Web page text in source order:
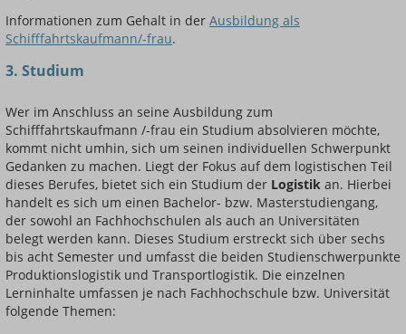
Informationen zum Gehalt in der Ausbildung als
Schifffahrtskaufmann/-frau.
3. Studium
Wer im Anschluss an seine Ausbildung zum
Schifffahrtskaufmann /-frau ein Studium absolvieren möchte,
kommt nicht umhin, sich um seinen individuellen Schwerpunkt
Gedanken zu machen. Liegt der Fokus auf dem logistischen Teil
dieses Berufes, bietet sich ein Studium der Logistik an. Hierbei
handelt es sich um einen Bachelor- bzw. Masterstudiengang,
der sowohl an Fachhochschulen als auch an Universitäten
belegt werden kann. Dieses Studium erstreckt sich über sechs
bis acht Semester und umfasst die beiden Studienschwerpunkte
Produktionslogistik und Transportlogistik. Die einzelnen
Lerninhalte umfassen je nach Fachhochschule bzw. Universität
folgende Themen: